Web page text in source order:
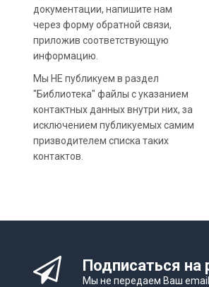
документации, напишите нам
через форму обратной связи,
приложив соответствующую
информацию.
Мы НЕ публикуем в раздел
"Библиотека" файлы с указанием
контактных данных внутри них, за
исключением публикуемых самим
призводителем списка таких
контактов.
Подписаться на
Мы не передаем Ваш